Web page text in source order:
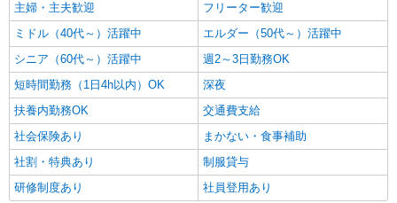
主婦・主夫歓迎
フリーター歓迎
ミドル（40代～）活躍中
エルダー（50代～）活躍中
シニア（60代～）活躍中
週2～3日勤務OK
短時間勤務（1日4h以内）OK
深夜
扶養内勤務OK
交通費支給
社会保険あり
まかない・食事補助
社割・特典あり
制服貸与
研修制度あり
社員登用あり